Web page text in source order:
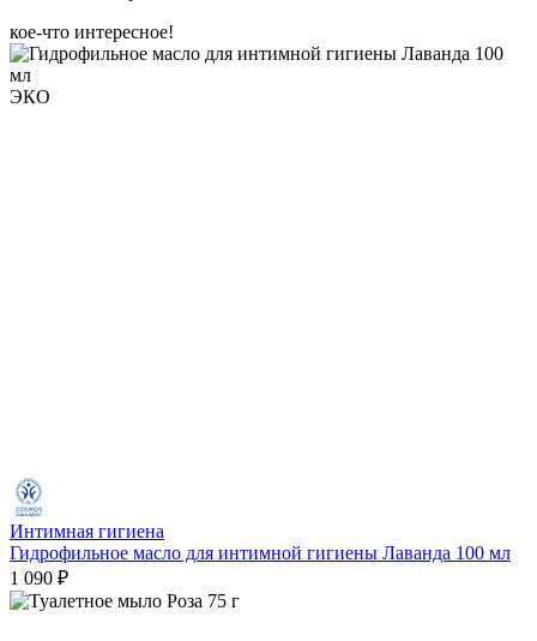
кое-что интересное!
ЭКО
Интимная гигиена
Гидрофильное масло для интимной гигиены Лаванда 100 мл
1 090 ₽